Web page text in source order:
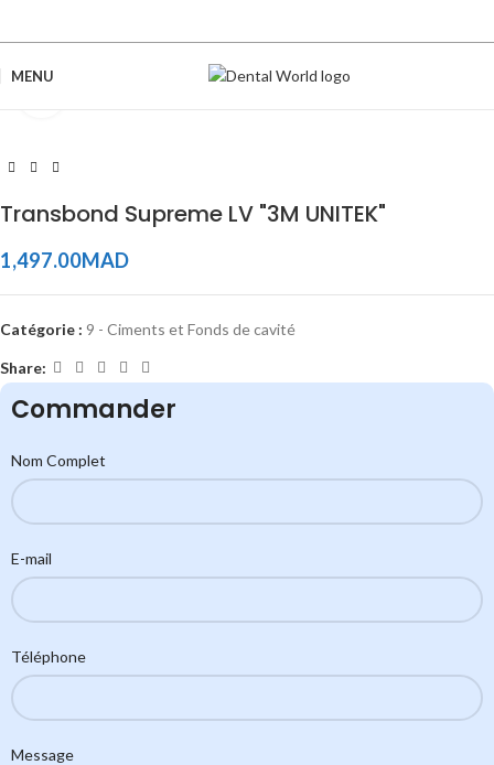
MENU
Transbond Supreme LV "3M UNITEK"
1,497.00MAD
Catégorie : 9 - Ciments et Fonds de cavité
Share:
Commander
Nom Complet
E-mail
Téléphone
Message